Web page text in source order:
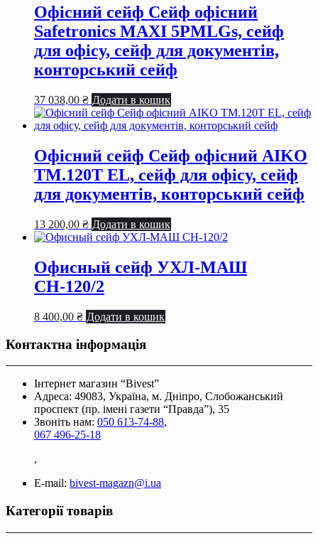
документiв,
конторський
кількість
Офісний сейф Сейф офiсний
Safetronics MAXI 5РMLGs, сейф
для офiсу, сейф для документiв,
конторський сейф
37 038,00 ₴ Додати в кошик
Офісний сейф Сейф офiсний AIKO
TM.120T EL, сейф для офiсу, сейф
для документiв, конторський сейф
13 200,00 ₴ Додати в кошик
Офисный сейф УХЛ-МАШ
СН-120/2
8 400,00 ₴ Додати в кошик
Контактна інформація
Інтернет магазин “Bivest”
Адреса: 49083, Україна, м. Дніпро, Слобожанський
проспект (пр. імені газети “Правда”), 35
Звоніть нам: 050 613-74-88,
067 496-25-18
,
E-mail: bivest-magazn@i.ua
Категорії товарів